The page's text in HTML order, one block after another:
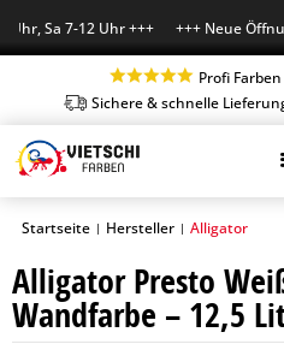
Sa 7-12 Uhr +++ +++ Neue
Profi
Sichere & schnelle
Startseite | Hersteller | Alligator
Alligator Presto
Wandfarbe – 12,5